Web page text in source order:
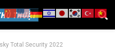
Total Security 2022